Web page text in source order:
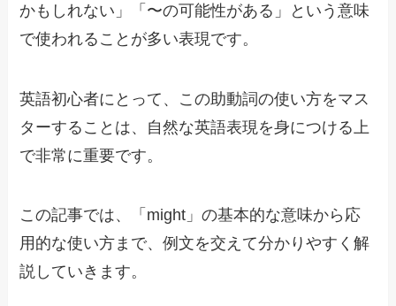
かもしれない」「〜の可能性がある」という意味
で使われることが多い表現です。
英語初心者にとって、この助動詞の使い方をマス
ターすることは、自然な英語表現を身につける上
で非常に重要です。
この記事では、「might」の基本的な意味から応
用的な使い方まで、例文を交えて分かりやすく解
説していきます。